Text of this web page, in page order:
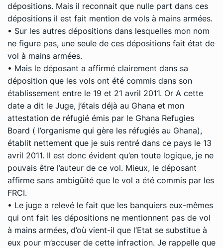
dépositions. Mais il reconnait que nulle part dans ces
dépositions il est fait mention de vols à mains armées.
• Sur les autres dépositions dans lesquelles mon nom
ne figure pas, une seule de ces dépositions fait état de
vol à mains armées.
• Mais le déposant a affirmé clairement dans sa
déposition que les vols ont été commis dans son
établissement entre le 19 et 21 avril 2011. Or A cette
date a dit le Juge, j’étais déjà au Ghana et mon
attestation de réfugié émis par le Ghana Refugies
Board ( l’organisme qui gère les réfugiés au Ghana),
établit nettement que je suis rentré dans ce pays le 13
avril 2011. Il est donc évident qu’en toute logique, je ne
pouvais être l’auteur de ce vol. Mieux, le déposant
affirme sans ambigüité que le vol a été commis par les
FRCI.
• Le juge a relevé le fait que les banquiers eux-mêmes
qui ont fait les dépositions ne mentionnent pas de vol
à mains armées, d’où vient-il que l’Etat se substitue à
eux pour m’accuser de cette infraction. Je rappelle que